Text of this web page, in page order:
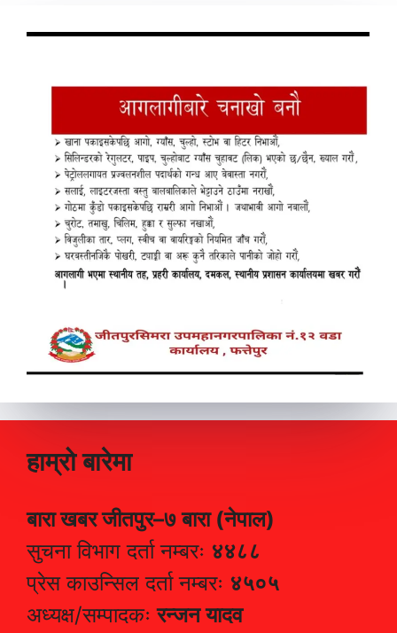
हाम्रो बारेमा
बारा खबर जीतपुर–७ बारा (नेपाल)
सुचना विभाग दर्ता नम्बरः ४४८८
प्रेस काउन्सिल दर्ता नम्बरः ४५०५
अध्यक्ष/सम्पादकःरन्जन यादव